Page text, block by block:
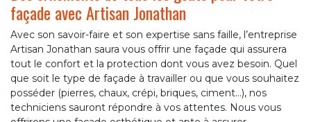
façade avec Artisan Jonathan
Avec son savoir-faire et son expertise sans faille, l’entreprise
Artisan Jonathan saura vous offrir une façade qui assurera
tout le confort et la protection dont vous avez besoin. Quel
que soit le type de façade à travailler ou que vous souhaitez
posséder (pierres, chaux, crépi, briques, ciment…), nos
techniciens sauront répondre à vos attentes. Nous vous